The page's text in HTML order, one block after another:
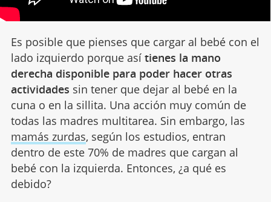
Es posible que pienses que cargar al bebé con el
lado izquierdo porque así tienes la mano
derecha disponible para poder hacer otras
actividades sin tener que dejar al bebé en la
cuna o en la sillita. Una acción muy común de
todas las madres multitarea. Sin embargo, las
mamás zurdas, según los estudios, entran
dentro de este 70% de madres que cargan al
bebé con la izquierda. Entonces, ¿a qué es
debido?